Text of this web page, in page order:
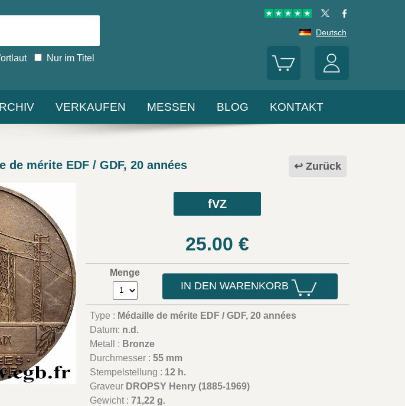
Nur im Titel
Deutsch
VERKAUFEN MESSEN BLOG KONTAKT
Zurück
de mérite EDF / GDF, 20 années
fVZ
25.00 €
Menge
IN DEN WARENKORB
Type : Médaille de mérite EDF / GDF, 20 années
Datum: n.d.
Metall : Bronze
Durchmesser :55 mm
Stempelstellung : 12 h.
Graveur DROPSY Henry (1885-1969)
Gewicht :71,22 g.